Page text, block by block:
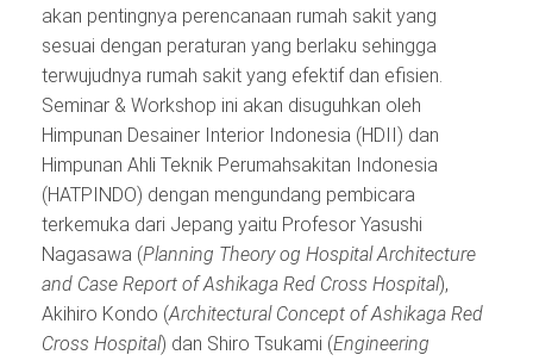
akan pentingnya perencanaan rumah sakit yang
sesuai dengan peraturan yang berlaku sehingga
terwujudnya rumah sakit yang efektif dan efisien.
Seminar & Workshop ini akan disuguhkan oleh
Himpunan Desainer Interior Indonesia (HDII) dan
Himpunan Ahli Teknik Perumahsakitan Indonesia
(HATPINDO) dengan mengundang pembicara
terkemuka dari Jepang yaitu Profesor Yasushi
Nagasawa (Planning Theory og Hospital Architecture
and Case Report of Ashikaga Red Cross Hospital),
Akihiro Kondo (Architectural Concept of Ashikaga Red
Cross Hospital) dan Shiro Tsukami (Engineering